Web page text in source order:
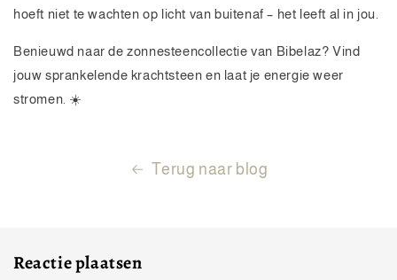
hoeft niet te wachten op licht van buitenaf – het leeft al in jou.
Benieuwd naar de zonnesteencollectie van Bibelaz? Vind
jouw sprankelende krachtsteen en laat je energie weer
stromen. ☀️
Terug naar blog
Reactie plaatsen